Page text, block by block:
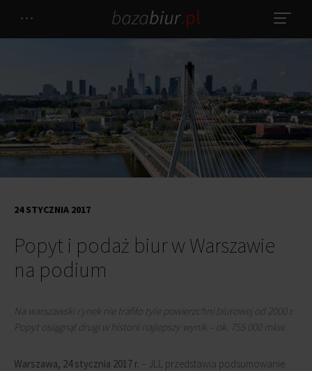
Popyt i podaż biur w Warszawie
na podium
24 STYCZNIA 2017
Na warszawski rynek nie trafiło tyle powierzchni biurowej od 2000 r.
Popyt osiągnął drugi w historii najlepszy wynik – ok. 755 000 mkw.
Warszawa, 24 stycznia 2017 r. – JLL przedstawia podsumowanie